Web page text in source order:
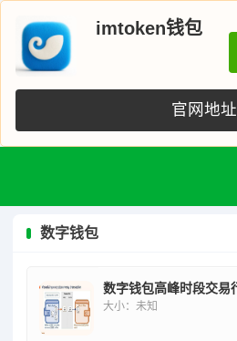
imtoken钱包
官网地址
数字钱包
大小：未知